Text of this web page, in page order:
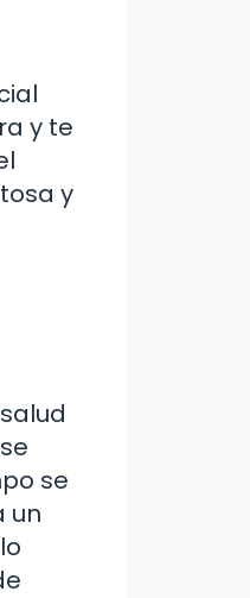
y te
y
se
un